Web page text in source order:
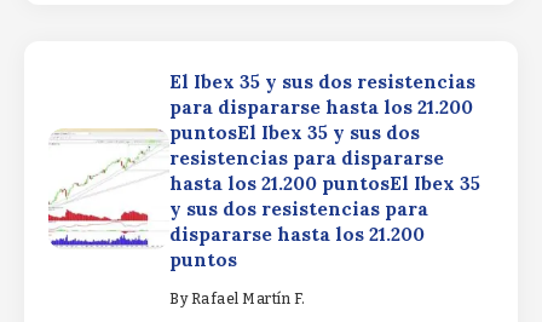
El Ibex 35 y sus dos resistencias
para dispararse hasta los 21.200
puntosEl Ibex 35 y sus dos
resistencias para dispararse
hasta los 21.200 puntosEl Ibex 35
y sus dos resistencias para
dispararse hasta los 21.200
puntos
By Rafael Martín F.